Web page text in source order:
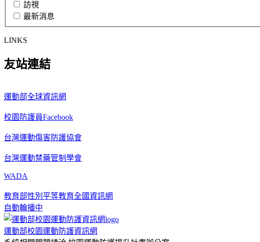
訪視
最新消息
LINKS
友站連結
運動部全球資訊網
校園防護員Facebook
台灣運動傷害防護協會
台灣運動禁藥管制學會
WADA
教育部性別平等教育全國資訊網
自動輪播中
運動部校園運動防護資訊網